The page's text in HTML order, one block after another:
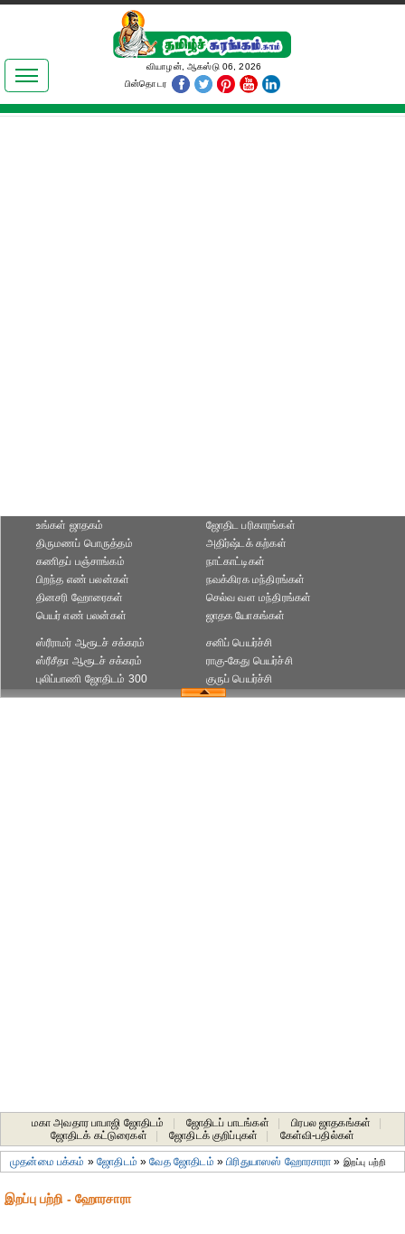
இலக்கியங்கள்
தமிழ் உலகம்
வியாழன், ஆகஸ்டு 06, 2026
பின்தொடர
உங்கள் ஜாதகம்
திருமணப் பொருத்தம்
கணிதப் பஞ்சாங்கம்
ஜோதிட ப‌ரிகார‌ங்க‌ள்
அதிர்ஷ்டக் கற்கள்
நாட்காட்டிகள்
பிறந்த எண் பலன்கள்
தினசரி ஹோரைகள்
பெயர் எண் பலன்கள்
நவக்கிரக மந்திரங்கள்
செல்வ வள மந்திரங்கள்
ஜாதக யோகங்கள்
ஸ்ரீராமர் ஆரூடச் சக்கரம்
ஸ்ரீசீதா ஆரூடச் சக்கரம்
புலிப்பாணி ஜோதிடம் 300
சனிப் பெயர்ச்சி
ராகு-கேது பெயர்ச்சி
குருப் பெயர்ச்சி
மகா அவதார பாபாஜி ஜோதிடம் ஜோதிடப் பாடங்கள் பிரபல ஜாதகங்கள்
ஜோதிடக் கட்டுரைகள்
ஜோதிடக் குறிப்புகள் கேள்வி-பதில்கள்
முதன்மை பக்கம் »ஜோதிடம் »வேத ஜோதிடம் »பிரிதுயாஸஸ் ஹோரசாரா » இறப்பு பற்றி
இறப்பு பற்றி - ஹோரசாரா